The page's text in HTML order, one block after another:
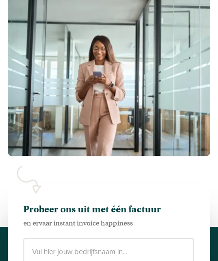
Probeer ons uit met één factuur
en ervaar instant invoice happiness